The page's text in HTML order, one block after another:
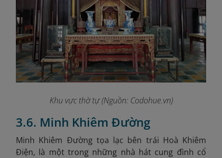
Khu vực thờ tự (Nguồn: Codohue.vn)
3.6. Minh Khiêm Đường
Minh Khiêm Đường tọa lạc bên trái Hoà Khiêm
Điện, là một trong những nhà hát cung đình cổ